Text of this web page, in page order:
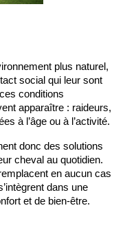
plus naturel,
social qui leur sont
conditions
apparaître : raideurs,
à l’âge ou à l’activité.
donc des solutions
cheval au quotidien.
en aucun cas
dans une
et de bien-être.